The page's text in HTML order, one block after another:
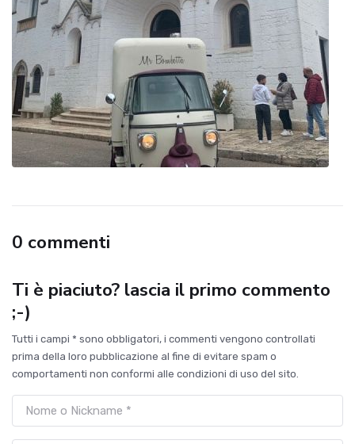
0 commenti
Ti è piaciuto? lascia il primo commento
;-)
Tutti i campi * sono obbligatori, i commenti vengono controllati
prima della loro pubblicazione al fine di evitare spam o
comportamenti non conformi alle condizioni di uso del sito.